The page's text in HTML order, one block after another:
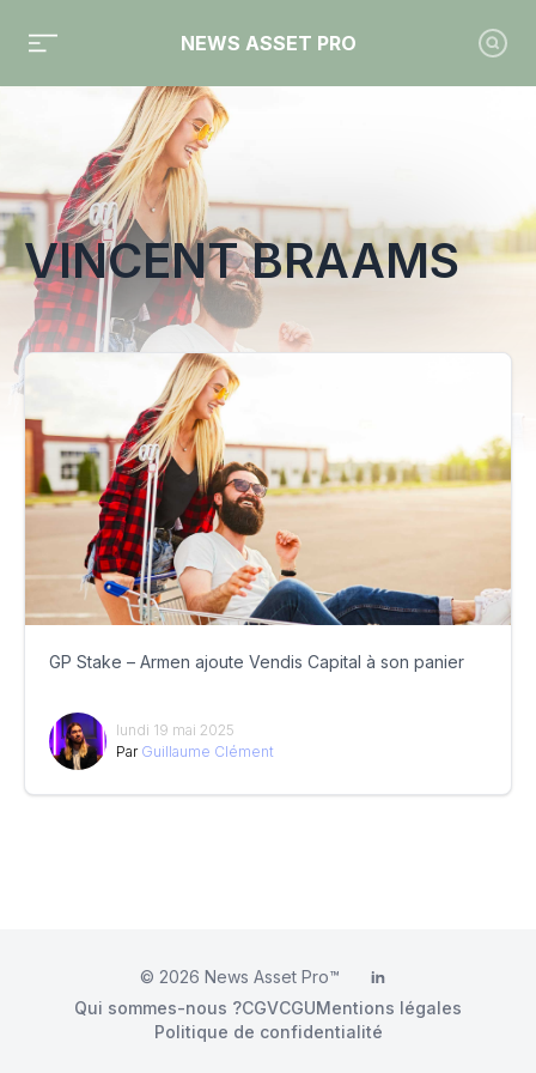
NEWS ASSET PRO
Toute l'actualité sur le tag "Vincent Braams"
VINCENT BRAAMS
GP Stake – Armen ajoute Vendis Capital à son panier
lundi 19 mai 2025
Par Guillaume Clément
© 2026 News Asset Pro™ LinkedIn
Qui sommes-nous ?CGVCGUMentions légales
Politique de confidentialité